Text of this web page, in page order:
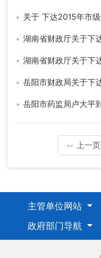
<< 上一页
主管单位网站
政府部门导航